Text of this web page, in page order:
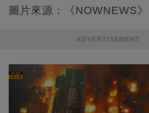
圖片來源：《NOWNEWS》
ADVERTISEMENT